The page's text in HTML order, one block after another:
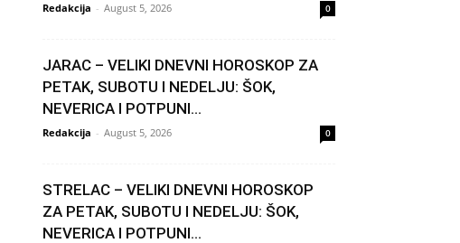
Redakcija - August 5, 2026 0
JARAC – VELIKI DNEVNI HOROSKOP ZA
PETAK, SUBOTU I NEDELJU: ŠOK,
NEVERICA I POTPUNI...
Redakcija - August 5, 2026 0
STRELAC – VELIKI DNEVNI HOROSKOP
ZA PETAK, SUBOTU I NEDELJU: ŠOK,
NEVERICA I POTPUNI...